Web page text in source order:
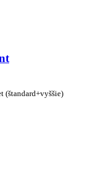
(štandard+vyššie)